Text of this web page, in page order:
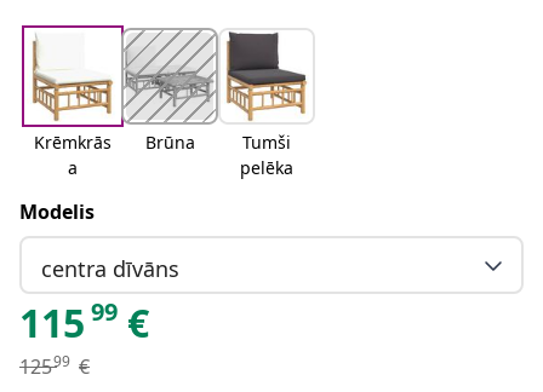
Krēmkrās
a
Brūna
Tumši
pelēka
Modelis
centra dīvāns
115 99 €
12599 €